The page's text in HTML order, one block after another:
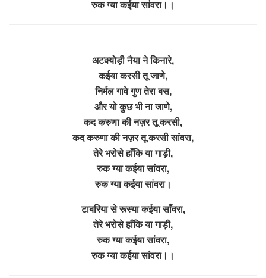
रुक ग्या कईया सांवरा।।
अटक्योड़ी नैया ने किनारे,
कईया करसी तू जाणे,
निर्मल गावे गुण तेरा बस,
और यो कुछ भी ना जाणे,
कद करुणा की नज़र तू करसी,
कद करुणा की नज़र तू करसी सांवरा,
तेरे भरोसे हाँकि या गाड़ी,
रुक ग्या कईया सांवरा,
रुक ग्या कईया सांवरा।
टाबरिया से रूस्या कईया साँवरा,
तेरे भरोसे हाँकि या गाड़ी,
रुक ग्या कईया सांवरा,
रुक ग्या कईया सांवरा।।